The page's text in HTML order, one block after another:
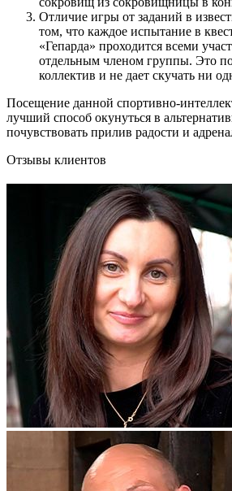
Отличие игры от заданий в
том, что каждое испытание в
«Гепарда» проходится всеми
отдельным членом группы. Это
коллектив и не дает скучать ни
Посещение данной cпортивно-
лучший способ окунуться в
почувствовать прилив радости и
Отзывы клиентов